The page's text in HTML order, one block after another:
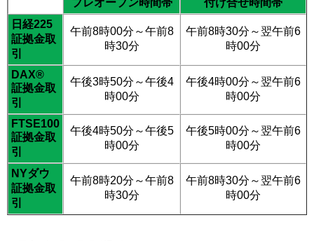
プレオープン時間帯
付け合せ時間帯
日経225
証拠金取
引
午前8時00分～午前8
時30分
午前8時30分～翌午前6
時00分
DAX®
証拠金取
引
午後3時50分～午後4
時00分
午後4時00分～翌午前6
時00分
FTSE100
証拠金取
引
午後4時50分～午後5
時00分
午後5時00分～翌午前6
時00分
NYダウ
証拠金取
引
午前8時20分～午前8
時30分
午前8時30分～翌午前6
時00分